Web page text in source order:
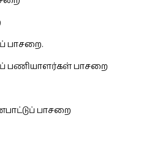
பாசறை.
பணியாளர்கள் பாசறை
பாசறை